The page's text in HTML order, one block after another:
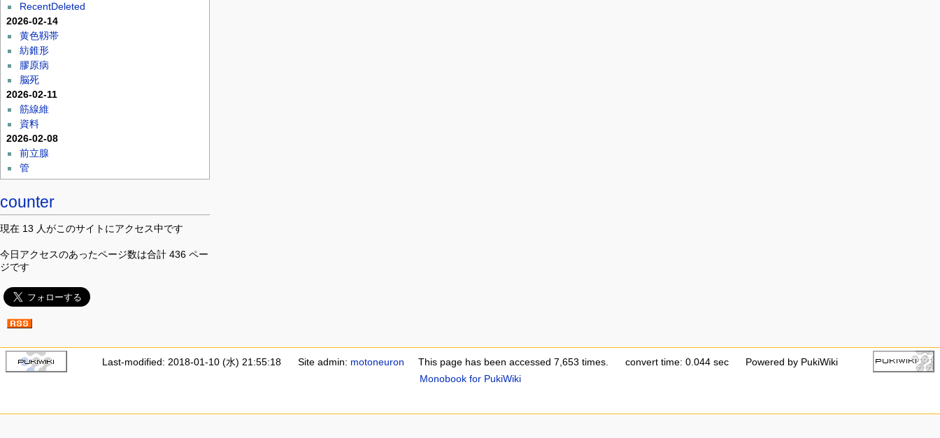
RecentDeleted
2026-02-14
黄色靱帯
紡錐形
膠原病
脳死
2026-02-11
筋線維
資料
2026-02-08
前立腺
管
counter
現在 13 人がこのサイトにアクセス中です
今日アクセスのあったページ数は合計 436 ペー
ジです
Last-modified: 2018-01-10 (水) 21:55:18 Site admin: motoneuron This page has been accessed 7,653 times. convert time: 0.044 sec
Powered by PukiWiki
Monobook for PukiWiki